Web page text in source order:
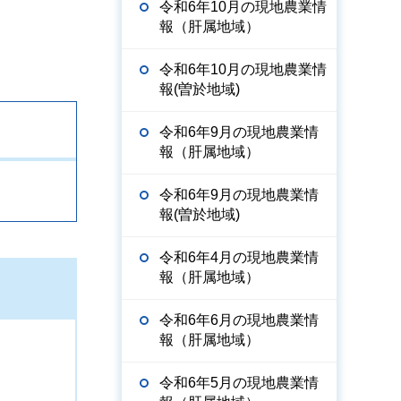
令和6年10月の現地農業情
報（肝属地域）
令和6年10月の現地農業情
報(曽於地域)
令和6年9月の現地農業情
報（肝属地域）
令和6年9月の現地農業情
報(曽於地域)
令和6年4月の現地農業情
報（肝属地域）
令和6年6月の現地農業情
報（肝属地域）
令和6年5月の現地農業情